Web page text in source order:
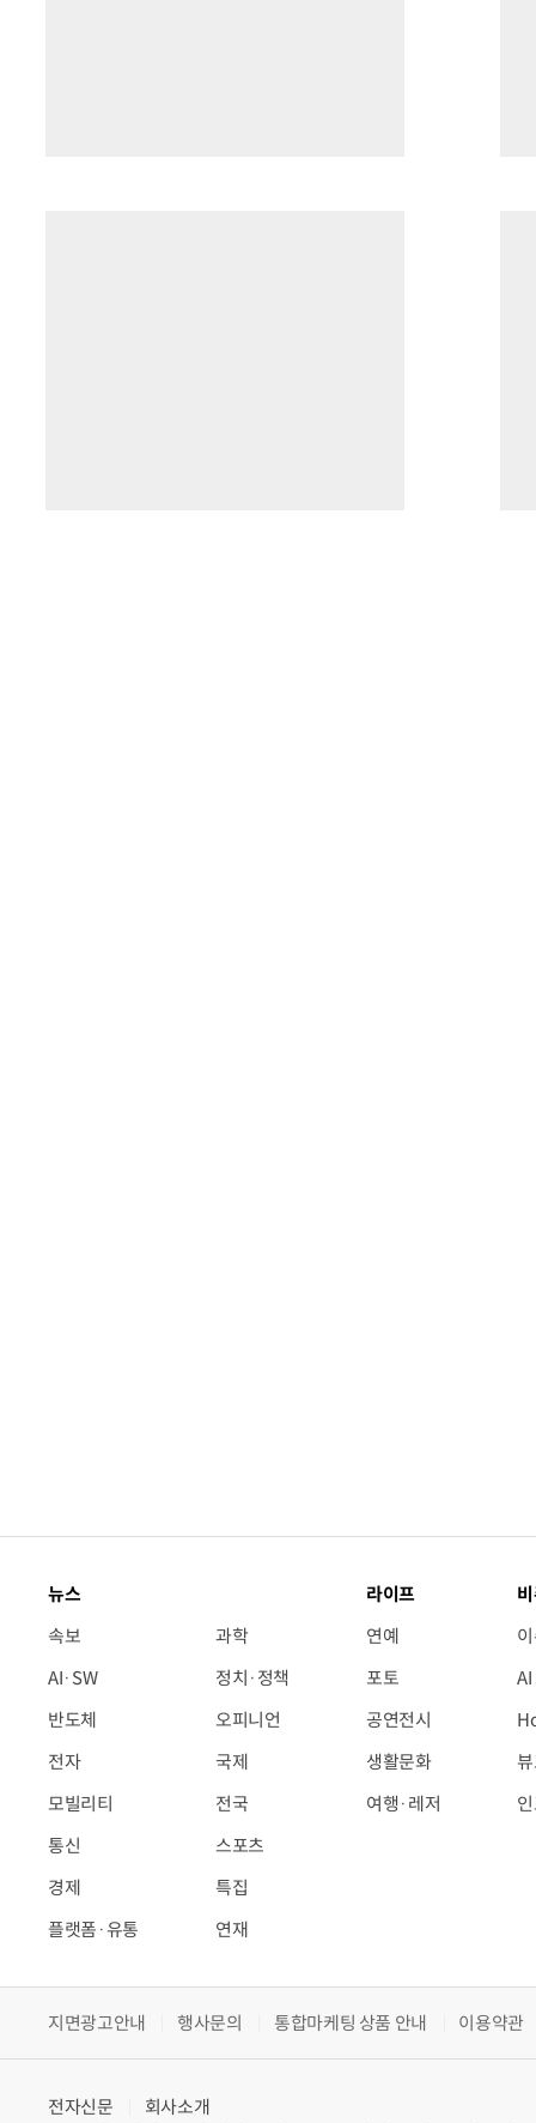
뉴스
속보
AI·SW
반도체
전자
모빌리티
통신
경제
플랫폼·유통
과학
정치·정책
오피니언
국제
전국
스포츠
특집
연재
라이프
연예
포토
공연전시
생활문화
여행·레저
지면광고안내 행사문의 통합마케팅 상품 안내 이용약관
전자신문
회사소개